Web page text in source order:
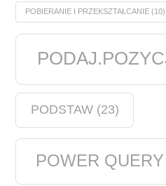
POBIERANIE I PRZEKSZTAŁCANIE(10)
PODSTAW(23)
POWER QUERY